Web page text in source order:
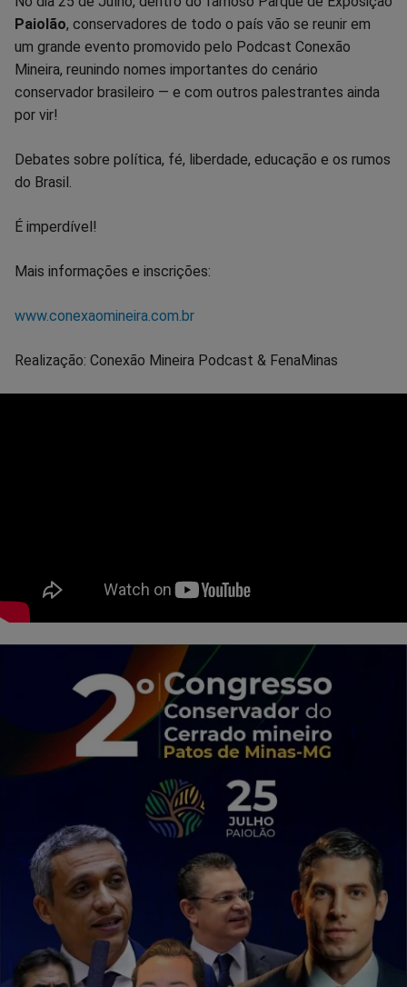
FacebookWhatsappTwitterMessengerTelegramGettr
Paiolão, conservadores de todo o país vão se reunir em
um grande evento promovido pelo Podcast Conexão
Mineira, reunindo nomes importantes do cenário
conservador brasileiro — e com outros palestrantes ainda
por vir!
Debates sobre política, fé, liberdade, educação e os rumos
do Brasil.
É imperdível!
Mais informações e inscrições:
www.conexaomineira.com.br
Realização: Conexão Mineira Podcast & FenaMinas